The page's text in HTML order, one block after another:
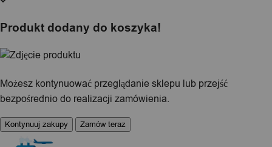
Produkt dodany do koszyka!
Możesz kontynuować przeglądanie sklepu lub przejść
bezpośrednio do realizacji zamówienia.
Kontynuuj zakupy Zamów teraz